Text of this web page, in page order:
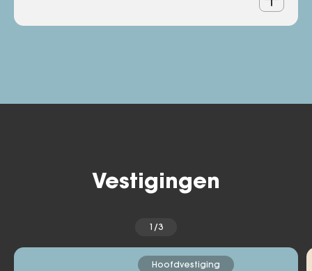
Vestigingen
1/3
Hoofdvestiging